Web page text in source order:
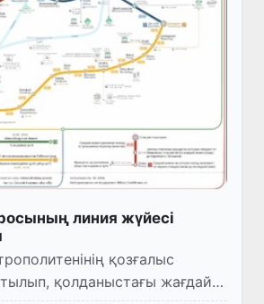
линия жүйесі
қозғалыс
қолданыстағы жағдайға